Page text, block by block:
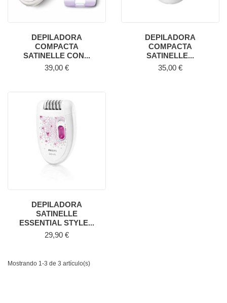
DEPILADORA
COMPACTA
SATINELLE CON...
Precio
39,00 €
DEPILADORA
COMPACTA
SATINELLE...
Precio
35,00 €
DEPILADORA
SATINELLE
ESSENTIAL STYLE...
Precio
29,90 €
Mostrando 1-3 de 3 artículo(s)